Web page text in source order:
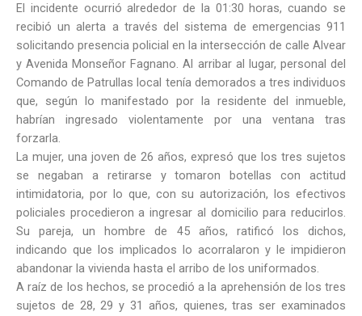
El incidente ocurrió alrededor de la 01:30 horas, cuando se
recibió un alerta a través del sistema de emergencias 911
solicitando presencia policial en la intersección de calle Alvear
y Avenida Monseñor Fagnano. Al arribar al lugar, personal del
Comando de Patrullas local tenía demorados a tres individuos
que, según lo manifestado por la residente del inmueble,
habrían ingresado violentamente por una ventana tras
forzarla.
La mujer, una joven de 26 años, expresó que los tres sujetos
se negaban a retirarse y tomaron botellas con actitud
intimidatoria, por lo que, con su autorización, los efectivos
policiales procedieron a ingresar al domicilio para reducirlos.
Su pareja, un hombre de 45 años, ratificó los dichos,
indicando que los implicados lo acorralaron y le impidieron
abandonar la vivienda hasta el arribo de los uniformados.
A raíz de los hechos, se procedió a la aprehensión de los tres
sujetos de 28, 29 y 31 años, quienes, tras ser examinados